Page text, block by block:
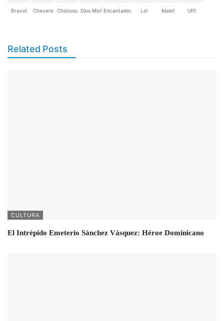
Bravo! Chevere Chistoso Dios Mio! Encantador Lol Malo! Uff!
Related Posts
CULTURA
El Intrépido Emeterio Sánchez Vásquez: Héroe Dominicano